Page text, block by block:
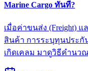
Marine Cargo ทันที?
เมื่อค่าขนส่ง (Freight)
สินค้า การระบุทุนประ
เกิดเคลม มาดูวิธีคำนว